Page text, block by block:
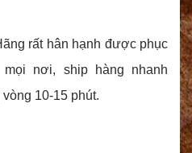
rất hân hạnh được phục
nơi, ship hàng nhanh
10-15 phút.